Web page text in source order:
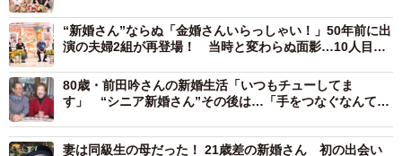
“新婚さん”ならぬ「金婚さんいらっしゃい！」50年前に出
演の夫婦2組が再登場！ 当時と変わらぬ面影…10人目の
80歳・前田吟さんの新婚生活「いつもチューしてま
す」 “シニア新婚さん”その後は…「手をつなぐなんてこ
妻は同級生の母だった！ 21歳差の新婚さん 初の出会い